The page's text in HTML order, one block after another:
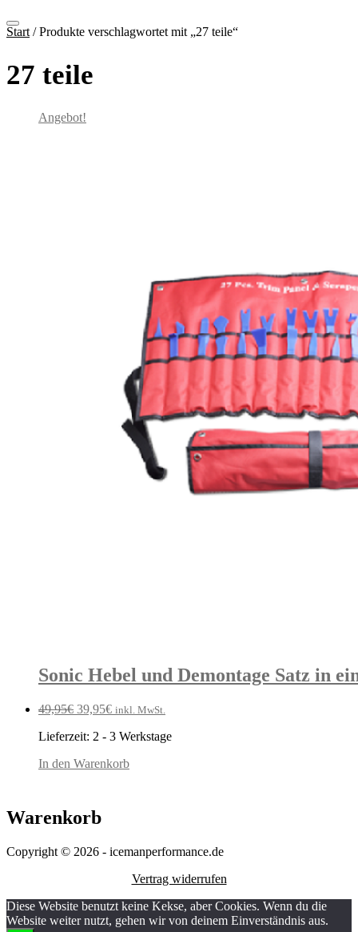
Start / Produkte verschlagwortet mit „27 teile“
27 teile
Angebot!
Sonic Hebel und Demontage Satz in
49,95€ Ursprünglicher
war:
39,95€Aktueller
ist:
inkl. MwSt.
Lieferzeit: 2 - 3 Werkstage
In den Warenkorb
Warenkorb
Copyright © 2026 - icemanperformance.de
Vertrag widerrufen
Diese Website benutzt keine Kekse, aber Cookies. Wenn du die
Website weiter nutzt, gehen wir von deinem Einverständnis aus.